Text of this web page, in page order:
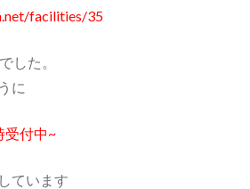
facilities/35
した。
に
受付中~
ています